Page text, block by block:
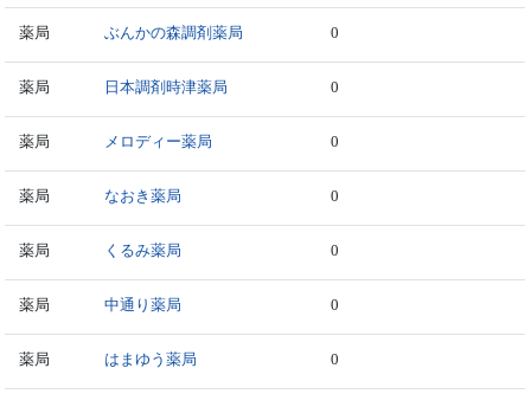
薬局 ぶんかの森調剤薬局 0
薬局 日本調剤時津薬局 0
薬局 メロディー薬局 0
薬局 なおき薬局 0
薬局 くるみ薬局 0
薬局 中通り薬局 0
薬局 はまゆう薬局 0